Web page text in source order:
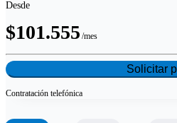
Desde
$101.555 /mes
Solicitar
Contratación telefónica